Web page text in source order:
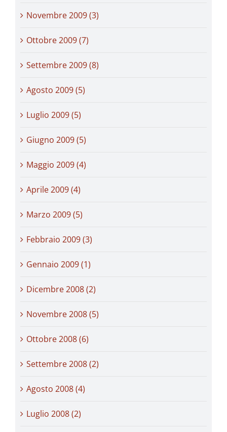
Novembre 2009 (3)
Ottobre 2009 (7)
Settembre 2009 (8)
Agosto 2009 (5)
Luglio 2009 (5)
Giugno 2009 (5)
Maggio 2009 (4)
Aprile 2009 (4)
Marzo 2009 (5)
Febbraio 2009 (3)
Gennaio 2009 (1)
Dicembre 2008 (2)
Novembre 2008 (5)
Ottobre 2008 (6)
Settembre 2008 (2)
Agosto 2008 (4)
Luglio 2008 (2)